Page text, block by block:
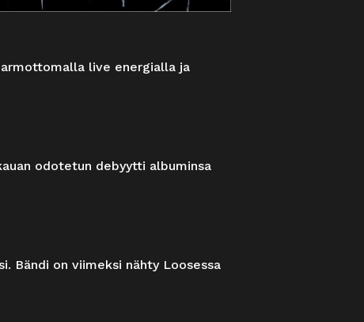
live energialla ja
odotetun debyytti albuminsa
Bändi on viimeksi nähty Loosessa